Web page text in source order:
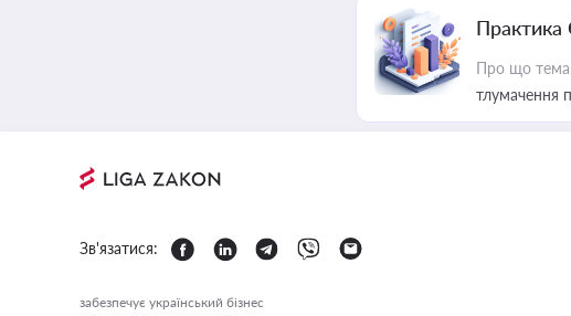
Про що
тлумачення
Зв'язатися:
забезпечує український бізнес